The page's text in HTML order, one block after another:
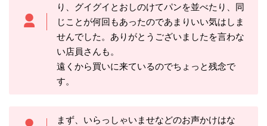
り、グイグイとおしのけてパンを並べたり、同
じことが何回もあったのであまりいい気はしま
せんでした。ありがとうございましたを言わな
い店員さんも。
遠くから買いに来ているのでちょっと残念で
す。
まず、いらっしゃいませなどのお声かけはな